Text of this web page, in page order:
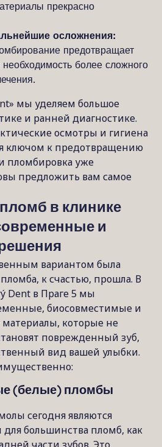
прекрасно
осложнения:
предотвращает
более сложного
мы уделяем большое
и ранней диагностике.
осмотры и гигиена
ключом к предотвращению
пломбировка уже
предложить вам самое
в клинике
и
вариантом была
к счастью, прошла. В
Dent в Праге 5 мы
биосовместимые и
материалы, которые не
поврежденный зуб,
вид вашей улыбки.
(белые) пломбы
сегодня являются
большинства пломб, как